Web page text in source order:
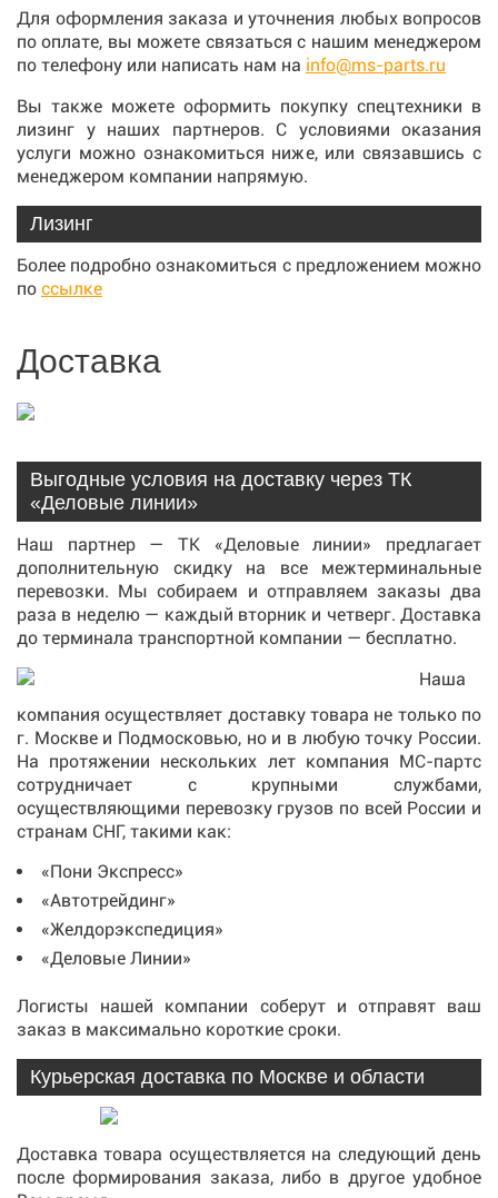
Для оформления заказа и уточнения любых вопросов
по оплате, вы можете связаться с нашим менеджером
по телефону или написать нам на info@ms-parts.ru
Вы также можете оформить покупку спецтехники в
лизинг у наших партнеров. С условиями оказания
услуги можно ознакомиться ниже, или связавшись с
менеджером компании напрямую.
Лизинг
Более подробно ознакомиться с предложением можно
по ссылке
Доставка
Выгодные условия на доставку через ТК
«Деловые линии»
Наш партнер — ТК «Деловые линии» предлагает
дополнительную скидку на все межтерминальные
перевозки. Мы собираем и отправляем заказы два
раза в неделю — каждый вторник и четверг. Доставка
до терминала транспортной компании — бесплатно.
Наша
компания осуществляет доставку товара не только по
г. Москве и Подмосковью, но и в любую точку России.
На протяжении нескольких лет компания МС-партс
сотрудничает с крупными службами,
осуществляющими перевозку грузов по всей России и
странам СНГ, такими как:
«Пони Экспресс»
«Автотрейдинг»
«Желдорэкспедиция»
«Деловые Линии»
Логисты нашей компании соберут и отправят ваш
заказ в максимально короткие сроки.
Курьерская доставка по Москве и области
Доставка товара осуществляется на следующий день
после формирования заказа, либо в другое удобное